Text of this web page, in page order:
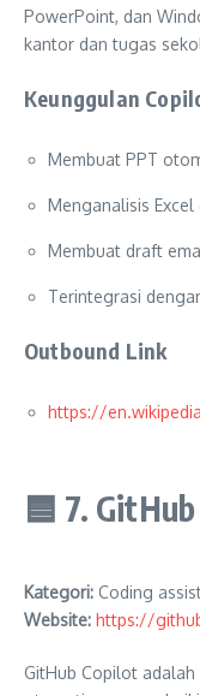
PowerPoint, dan
kantor dan tugas
Keunggulan
Membuat PPT
Menganalisis
Membuat draft
Terintegrasi
Outbound Link
https://
🟦 7.
Kategori: Coding
Website: https://
GitHub Copilot